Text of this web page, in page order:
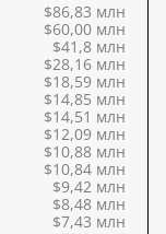
$86,83 млн
$60,00 млн
$41,8 млн
$28,16 млн
$18,59 млн
$14,85 млн
$14,51 млн
$12,09 млн
$10,88 млн
$10,84 млн
$9,42 млн
$8,48 млн
$7,43 млн